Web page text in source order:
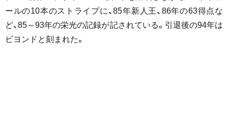
ールの10本のストライプに、85年新人王、86年の63得点な
ど、85～93年の栄光の記録が記されている。引退後の94年は
ビヨンドと刻まれた。